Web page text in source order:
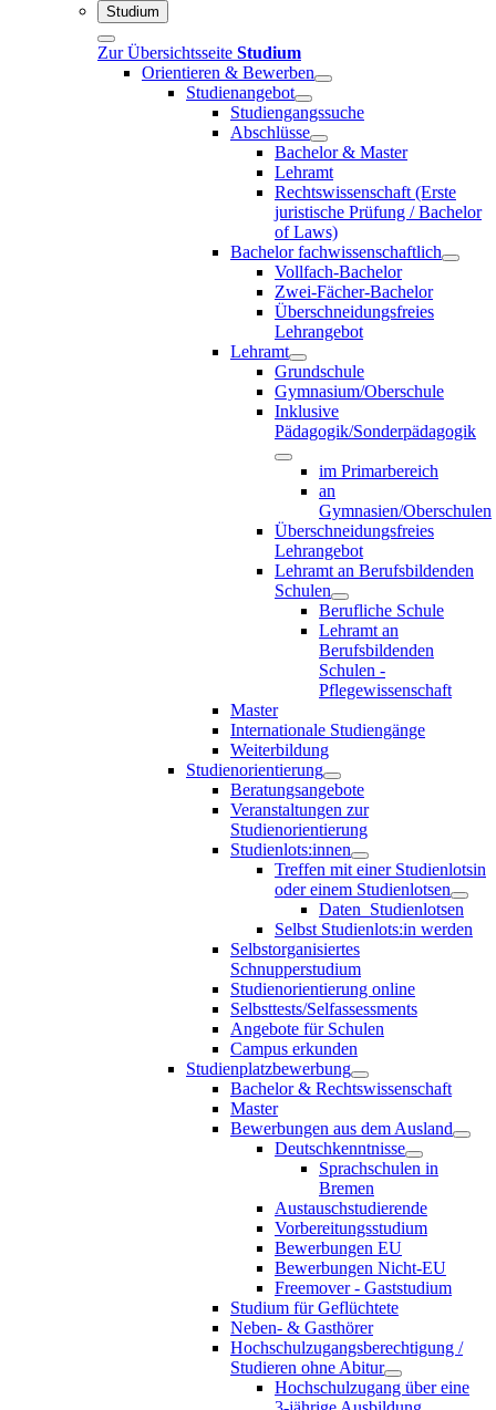
Studium
Zur Übersichtsseite Studium
Orientieren & Bewerben
Studienangebot
Studiengangssuche
Abschlüsse
Bachelor & Master
Lehramt
Rechtswissenschaft (Erste
juristische Prüfung / Bachelor
of Laws)
Bachelor fachwissenschaftlich
Vollfach-Bachelor
Zwei-Fächer-Bachelor
Überschneidungsfreies
Lehrangebot
Lehramt
Grundschule
Gymnasium/Oberschule
Inklusive
Pädagogik/Sonderpädagogik
im Primarbereich
an
Gymnasien/Oberschulen
Überschneidungsfreies
Lehrangebot
Lehramt an Berufsbildenden
Schulen
Berufliche Schule
Lehramt an
Berufsbildenden
Schulen -
Pflegewissenschaft
Master
Internationale Studiengänge
Weiterbildung
Studienorientierung
Beratungsangebote
Veranstaltungen zur
Studienorientierung
Studienlots:innen
Treffen mit einer Studienlotsin
oder einem Studienlotsen
Daten_Studienlotsen
Selbst Studienlots:in werden
Selbstorganisiertes
Schnupperstudium
Studienorientierung online
Selbsttests/Selfassessments
Angebote für Schulen
Campus erkunden
Studienplatzbewerbung
Bachelor & Rechtswissenschaft
Master
Bewerbungen aus dem Ausland
Deutschkenntnisse
Sprachschulen in
Bremen
Austauschstudierende
Vorbereitungsstudium
Bewerbungen EU
Bewerbungen Nicht-EU
Freemover - Gaststudium
Studium für Geflüchtete
Neben- & Gasthörer
Hochschulzugangsberechtigung /
Studieren ohne Abitur
Hochschulzugang über eine